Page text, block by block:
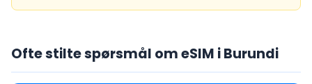
Ofte stilte spørsmål om eSIM i Burundi